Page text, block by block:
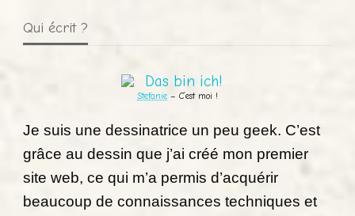
Qui écrit ?
Stefanie – C’est moi !
Je suis une dessinatrice un peu geek. C’est
grâce au dessin que j’ai créé mon premier
site web, ce qui m’a permis d’acquérir
beaucoup de connaissances techniques et